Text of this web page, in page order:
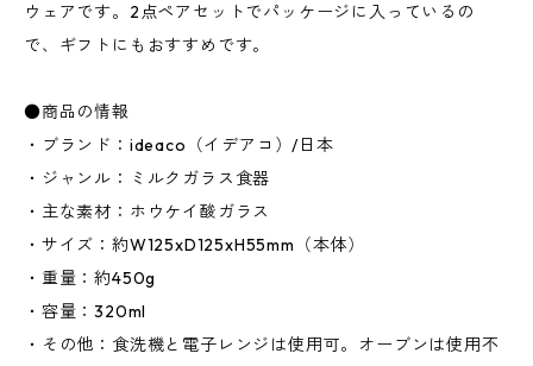
ウェアです。2点ペアセットでパッケージに入っているの
で、ギフトにもおすすめです。
●商品の情報
・ブランド：ideaco（イデアコ）/日本
・ジャンル：ミルクガラス食器
・主な素材：ホウケイ酸ガラス
・サイズ：約W125xD125xH55mm（本体）
・重量：約450g
・容量：320ml
・その他：食洗機と電子レンジは使用可。オーブンは使用不